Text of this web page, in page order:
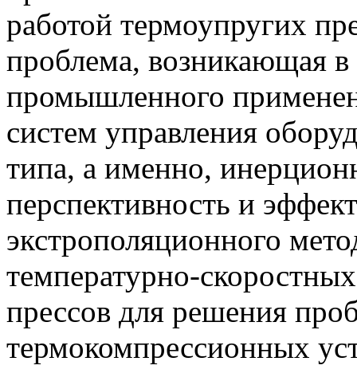
работой термоупругих
проблема, возникающая в
промышленного
систем управления
типа, а именно,
перспективность и
экстрополяционного
температурно-
прессов для решения
термокомпрессионных